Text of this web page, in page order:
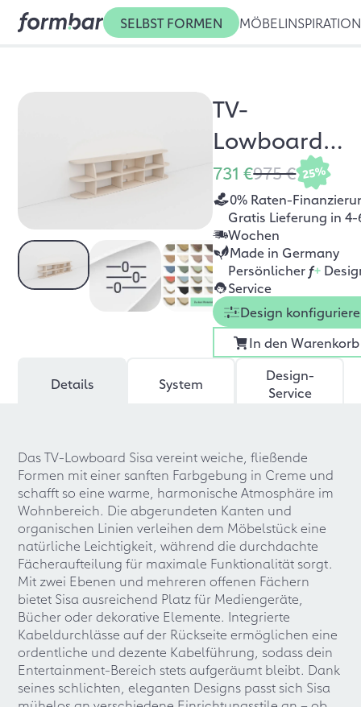
SELBST FORMEN MÖBEL INSPIRATION
TV-
Lowboard
Sisa
731 €975 € 25%
0% Raten-
Gratis Lieferung in 4-
Wochen
Made in Germany
Persönlicher f+
Service
Design
In den Warenkorb
Details System
Design-
Service
Das TV-Lowboard Sisa vereint weiche, fließende
Formen mit einer sanften Farbgebung in Creme und
schafft so eine warme, harmonische Atmosphäre im
Wohnbereich. Die abgerundeten Kanten und
organischen Linien verleihen dem Möbelstück eine
natürliche Leichtigkeit, während die durchdachte
Fächeraufteilung für maximale Funktionalität sorgt.
Mit zwei Ebenen und mehreren offenen Fächern
bietet Sisa ausreichend Platz für Mediengeräte,
Bücher oder dekorative Elemente. Integrierte
Kabeldurchlässe auf der Rückseite ermöglichen eine
ordentliche und dezente Kabelführung, sodass dein
Entertainment-Bereich stets aufgeräumt bleibt. Dank
seines schlichten, eleganten Designs passt sich Sisa